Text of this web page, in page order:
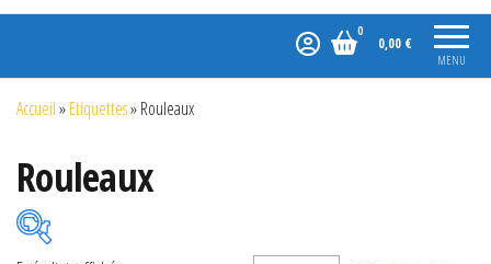
MENU
0
0,00 €
Accueil»Etiquettes»Rouleaux
Rouleaux